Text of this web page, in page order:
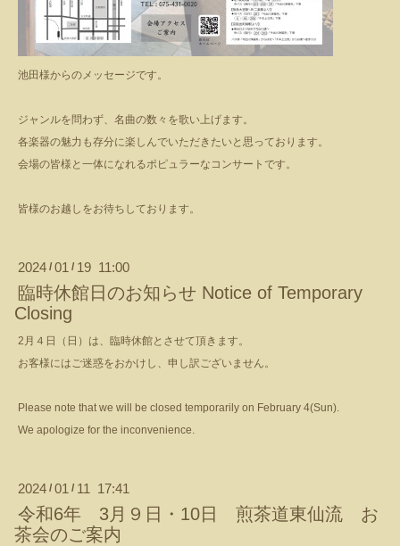
池田様からのメッセージです。
ジャンルを問わず、名曲の数々を歌い上げます。
各楽器の魅力も存分に楽しんでいただきたいと思っております。
会場の皆様と一体になれるポピュラーなコンサートです。
皆様のお越しをお待ちしております。
2024 / 01 / 19 11:00
臨時休館日のお知らせ Notice of Temporary
Closing
2月４日（日）は、臨時休館とさせて頂きます。
お客様にはご迷惑をおかけし、申し訳ございません。
Please note that we will be closed temporarily on February 4(Sun).
We apologize for the inconvenience.
2024 / 01 / 11 17:41
令和6年 3月９日・10日 煎茶道東仙流 お
茶会のご案内